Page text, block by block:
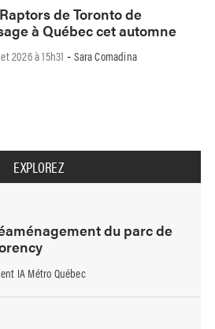
de Toronto de
à Québec cet automne
2026 à 15h31 -Sara Comadina
EXPLOREZ
du parc de
IA Métro Québec